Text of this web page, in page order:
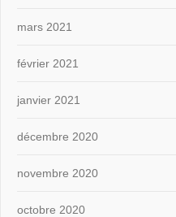
mars 2021
février 2021
janvier 2021
décembre 2020
novembre 2020
octobre 2020